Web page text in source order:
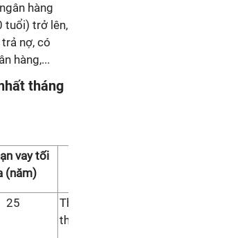
hàng
tuổi) trở lên,
nợ, có
hàng,...
tháng
vay tối
(năm)
25
Thời hạn vay ít nhất 36 tháng, ưu đãi 3
tháng đầu